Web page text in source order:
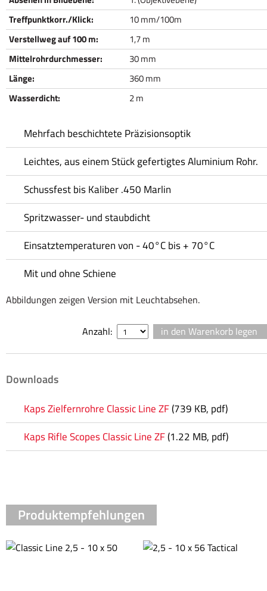
Treffpunktkorr./Klick:
10 mm/100m
Verstellweg auf 100 m:
1,7 m
Mittelrohrdurchmesser:
30 mm
Länge:
360 mm
Wasserdicht:
2 m
Mehrfach beschichtete Präzisionsoptik
Leichtes, aus einem Stück gefertigtes Aluminium Rohr.
Schussfest bis Kaliber .450 Marlin
Spritzwasser- und staubdicht
Einsatztemperaturen von - 40°C bis + 70°C
Mit und ohne Schiene
Abbildungen zeigen Version mit Leuchtabsehen.
Anzahl:
Downloads
Kaps Zielfernrohre Classic Line ZF(739 KB, pdf)
Kaps Rifle Scopes Classic Line ZF(1.22 MB, pdf)
Produktempfehlungen